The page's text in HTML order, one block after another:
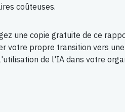
coûteuses.
une copie gratuite de ce
votre propre transition vers
de l'IA dans votre